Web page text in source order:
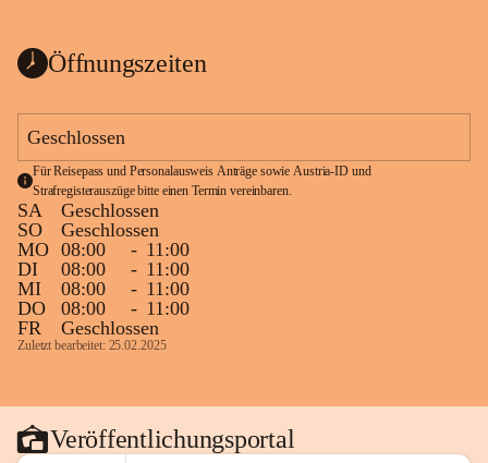
Öffnungszeiten
Geschlossen
Für Reisepass und Personalausweis Anträge sowie Austria-ID und
Strafregisterauszüge bitte einen Termin vereinbaren.
SA
Geschlossen
SO
Geschlossen
MO 08:00 - 11:00
DI
08:00 - 11:00
MI
08:00 - 11:00
DO
08:00 - 11:00
FR
Geschlossen
Zuletzt bearbeitet: 25.02.2025
Veröffentlichungsportal